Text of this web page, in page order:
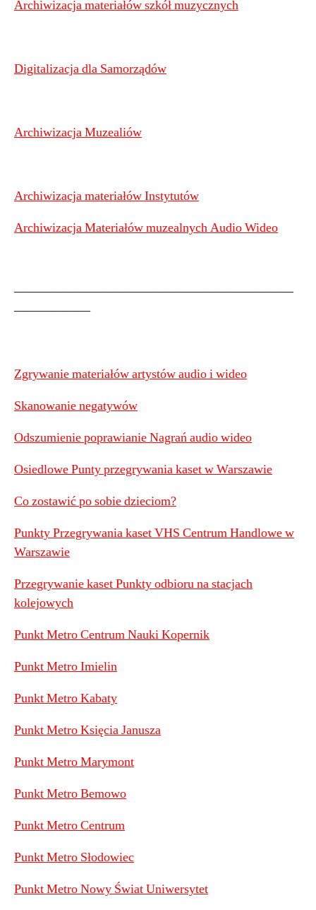
Archiwizacja materiałów szkół muzycznych
Digitalizacja dla Samorządów
Archiwizacja Muzealiów
Archiwizacja materiałów Instytutów
Archiwizacja Materiałów muzealnych Audio Wideo
——————————————————————
——————
Zgrywanie materiałów artystów audio i wideo
Skanowanie negatywów
Odszumienie poprawianie Nagrań audio wideo
Osiedlowe Punty przegrywania kaset w Warszawie
Co zostawić po sobie dzieciom?
Punkty Przegrywania kaset VHS Centrum Handlowe w
Warszawie
Przegrywanie kaset Punkty odbioru na stacjach
kolejowych
Punkt Metro Centrum Nauki Kopernik
Punkt Metro Imielin
Punkt Metro Kabaty
Punkt Metro Księcia Janusza
Punkt Metro Marymont
Punkt Metro Bemowo
Punkt Metro Centrum
Punkt Metro Słodowiec
Punkt Metro Nowy Świat Uniwersytet